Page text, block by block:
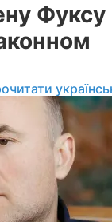
Фуксу